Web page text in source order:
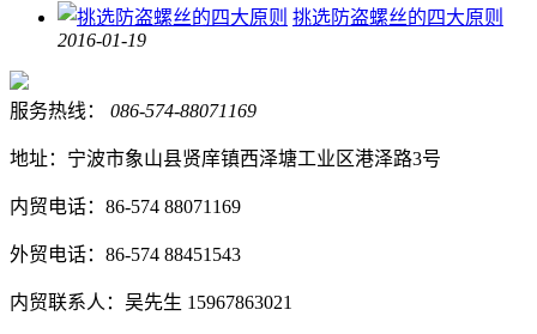
挑选防盗螺丝的四大原则
2016-01-19
服务热线： 086-574-88071169
地址：宁波市象山县贤庠镇西泽塘工业区港泽路3号
内贸电话：86-574 88071169
外贸电话：86-574 88451543
内贸联系人：吴先生 15967863021